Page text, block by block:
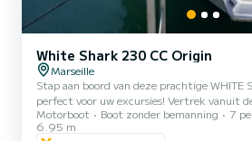
White Shark 230 CC Origin
Marseille
Stap aan boord van deze prachtige WHITE
perfect voor uw excursies! Vertrek vanuit
Rouge, Marseille 13008. Gehomologeerd om te varen in het
Nationaal Park van de Calanques. FORMALITEITEN: Borg van
Motorboot Boot zonder bemanning 7
6.95 m